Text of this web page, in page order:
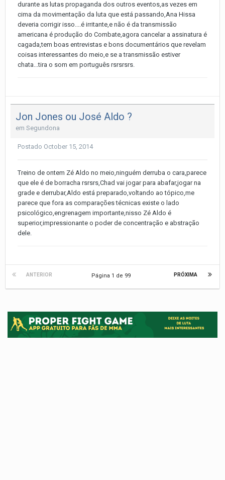
durante as lutas propaganda dos outros eventos,as vezes em
cima da movimentação da luta que está passando,Ana Hissa
deveria corrigir isso....é irritante,e não é da transmissão
americana é produção do Combate,agora cancelar a assinatura é
cagada,tem boas entrevistas e bons documentários que revelam
coisas interessantes do meio,e se a transmissão estiver
chata...tira o som em português rsrsrsrs.
Jon Jones ou José Aldo ?
em Segundona
Postado October 15, 2014
Treino de ontem Zé Aldo no meio,ninguém derruba o cara,parece
que ele é de borracha rsrsrs,Chad vai jogar para abafar,jogar na
grade e derrubar,Aldo está preparado,voltando ao tópico,me
parece que fora as comparações técnicas existe o lado
psicológico,engrenagem importante,nisso Zé Aldo é
superior,impressionante o poder de concentração e abstração
dele.
ANTERIOR PRÓXIMA
Página 1 de 99